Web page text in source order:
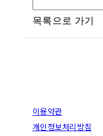
목록으로 가기
이용약관
개인정보처리방침